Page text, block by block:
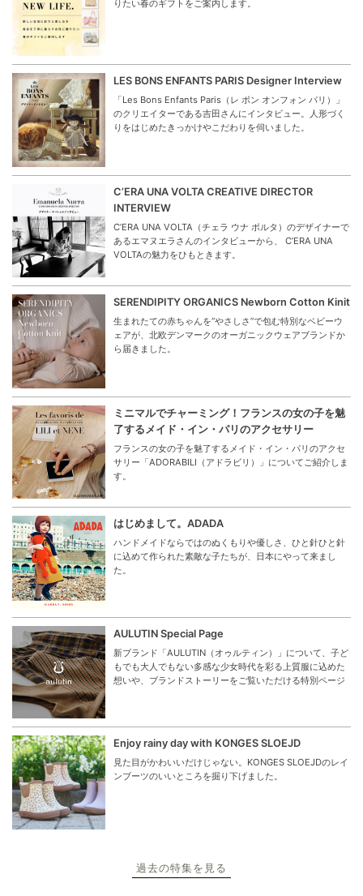
りたい春のギフトをご案内します。
LES BONS ENFANTS PARIS Designer Interview
「Les Bons Enfants Paris（レ ボン オンフォン パリ）」
のクリエイターである吉田さんにインタビュー。人形づく
りをはじめたきっかけやこだわりを伺いました。
C’ERA UNA VOLTA CREATIVE DIRECTOR
INTERVIEW
C’ERA UNA VOLTA（チェラ ウナ ボルタ）のデザイナーで
あるエマヌエラさんのインタビューから、 C’ERA UNA
VOLTAの魅力をひもときます。
SERENDIPITY ORGANICS Newborn Cotton Kinit
生まれたての赤ちゃんを“やさしさ”で包む特別なベビーウ
ェアが、北欧デンマークのオーガニックウェアブランドか
ら届きました。
ミニマルでチャーミング！フランスの女の子を魅
了するメイド・イン・パリのアクセサリー
フランスの女の子を魅了するメイド・イン・パリのアクセ
サリー「ADORABILI（アドラビリ）」についてご紹介しま
す。
はじめまして。ADADA
ハンドメイドならではのぬくもりや優しさ、ひと針ひと針
に込めて作られた素敵な子たちが、日本にやって来まし
た。
AULUTIN Special Page
新ブランド「AULUTIN（オゥルティン）」について、子ど
もでも大人でもない多感な少女時代を彩る上質服に込めた
想いや、ブランドストーリーをご覧いただける特別ページ
Enjoy rainy day with KONGES SLOEJD
見た目がかわいいだけじゃない。KONGES SLOEJDのレイ
ンブーツのいいところを掘り下げました。
過去の特集を見る